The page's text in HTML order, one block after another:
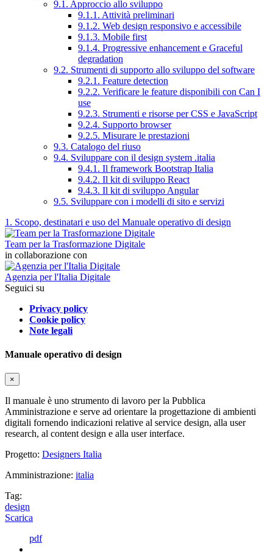
9.1. Approccio allo sviluppo
9.1.1. Attività preliminari
9.1.2. Web design responsivo e accessibile
9.1.3. Mobile first
9.1.4. Progressive enhancement e Graceful
degradation
9.2. Strumenti di supporto allo sviluppo del software
9.2.1. Feature detection
9.2.2. Verificare le feature disponibili con Can I
use
9.2.3. Strumenti e risorse per CSS e JavaScript
9.2.4. Supporto browser
9.2.5. Misurare le prestazioni
9.3. Catalogo del riuso
9.4. Sviluppare con il design system .italia
9.4.1. Il framework Bootstrap Italia
9.4.2. Il kit di sviluppo React
9.4.3. Il kit di sviluppo Angular
9.5. Sviluppare con i modelli di sito e servizi
1. Scopo, destinatari e uso del Manuale operativo di design
Team per la Trasformazione Digitale
in collaborazione con
Agenzia per l'Italia Digitale
Seguici su
Privacy policy
Cookie policy
Note legali
Manuale operativo di design
×
Il manuale è uno strumento di lavoro per la Pubblica
Amministrazione e serve ad orientare la progettazione di ambienti
digitali fornendo indicazioni relative al service design, alla user
research, al content design e alla user interface.
Progetto: Designers Italia
Amministrazione: italia
Tag:
design
Scarica
pdf